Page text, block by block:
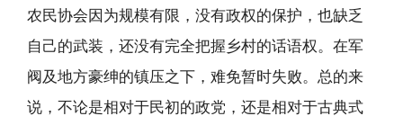
农民协会因为规模有限，没有政权的保护，也缺乏
自己的武装，还没有完全把握乡村的话语权。在军
阀及地方豪绅的镇压之下，难免暂时失败。总的来
说，不论是相对于民初的政党，还是相对于古典式